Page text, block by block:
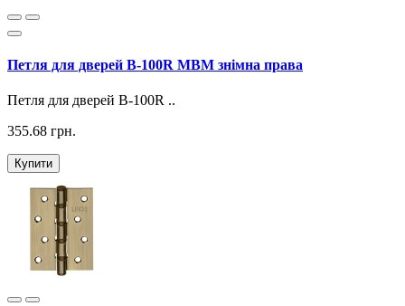
Петля для дверей B-100R МВМ знімна права
Петля для дверей B-100R ..
355.68 грн.
Купити